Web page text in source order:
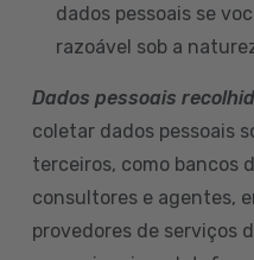
dados pessoais se
razoável sob a
Dados pessoais
coletar dados pessoais
terceiros, como bancos
consultores e agentes,
provedores de serviços